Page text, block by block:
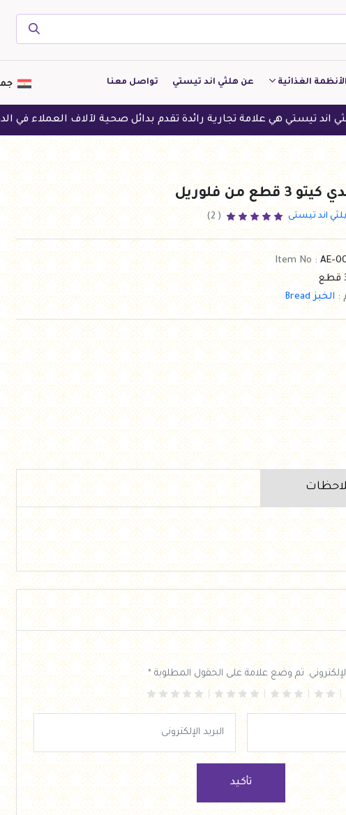
الأنظمة الغذائية
كيتو
منخفض الكربوهيدرات
منخفض البروتين
النباتين
النظام النباتي
عن هلثي اند تيستي تواصل معنا جمهورية مصر العربية
هي علامة تجارية رائدة تقدم بدائل صحية لآلاف العملاء في الدول العربية
قطع من فلوريل
اند تيستى ( 2)
Item No : AE-
:الخبز Bread
تم وضع علامة على الحقول المطلوبة *
تأكيد